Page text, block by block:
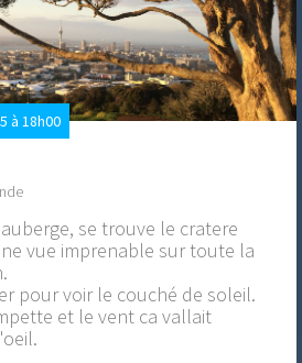
à 18h00
se trouve le cratere
vue imprenable sur toute la
pour voir le couché de soleil.
et le vent ca vallait